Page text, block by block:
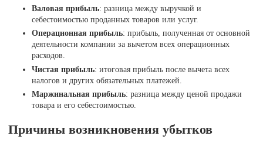
Валовая прибыль: разница между выручкой и
себестоимостью проданных товаров или услуг.
Операционная прибыль: прибыль, полученная от основной
деятельности компании за вычетом всех операционных
расходов.
Чистая прибыль: итоговая прибыль после вычета всех
налогов и других обязательных платежей.
Маржинальная прибыль: разница между ценой продажи
товара и его себестоимостью.
Причины возникновения убытков